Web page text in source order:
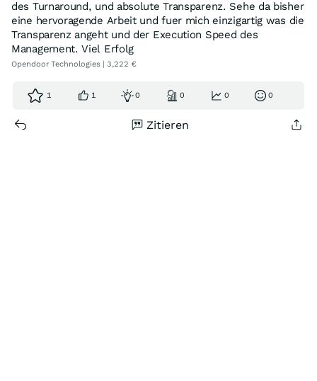
des Turnaround, und absolute Transparenz. Sehe da bisher
eine hervoragende Arbeit und fuer mich einzigartig was die
Transparenz angeht und der Execution Speed des
Management. Viel Erfolg
Opendoor Technologies | 3,222 €
1 1 0 0 0 0
Zitieren